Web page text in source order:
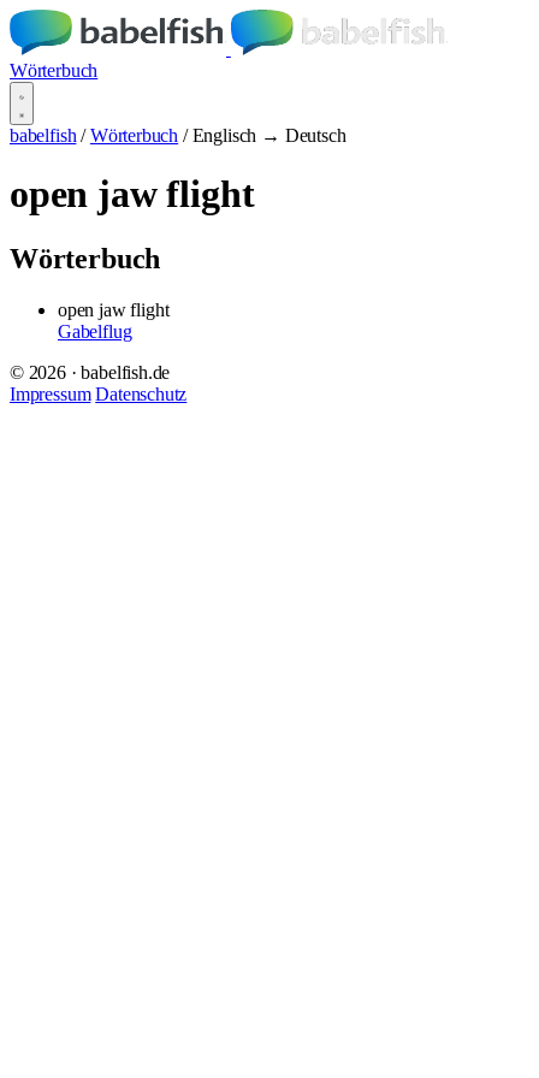
Wörterbuch
babelfish / Wörterbuch / Englisch → Deutsch
open jaw flight
Wörterbuch
open jaw flight
Gabelflug
© 2026 · babelfish.de
Impressum Datenschutz